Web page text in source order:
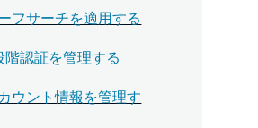
フサーチを適用する
階認証を管理する
ウント情報を管理す